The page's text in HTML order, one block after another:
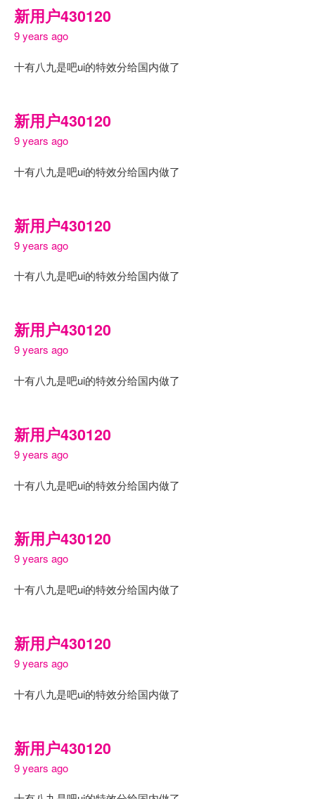
新用户430120
9 years ago
十有八九是吧ui的特效分给国内做了
新用户430120
9 years ago
十有八九是吧ui的特效分给国内做了
新用户430120
9 years ago
十有八九是吧ui的特效分给国内做了
新用户430120
9 years ago
十有八九是吧ui的特效分给国内做了
新用户430120
9 years ago
十有八九是吧ui的特效分给国内做了
新用户430120
9 years ago
十有八九是吧ui的特效分给国内做了
新用户430120
9 years ago
十有八九是吧ui的特效分给国内做了
新用户430120
9 years ago